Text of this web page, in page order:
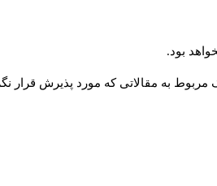
بود.
به مقالاتی که مورد پذیرش قرار